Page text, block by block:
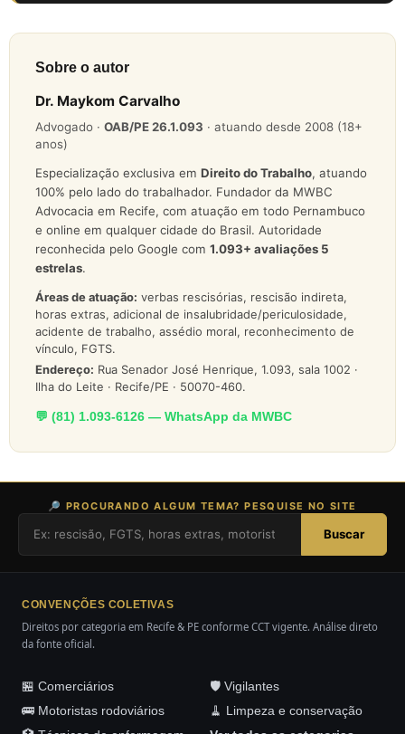
Sobre o autor
Dr. Maykom Carvalho
Advogado · OAB/PE 26.1.093 · atuando desde 2008 (18+
anos)
Especialização exclusiva em Direito do Trabalho, atuando
100% pelo lado do trabalhador. Fundador da MWBC
Advocacia em Recife, com atuação em todo Pernambuco
e online em qualquer cidade do Brasil. Autoridade
reconhecida pelo Google com 1.093+ avaliações 5
estrelas.
Áreas de atuação: verbas rescisórias, rescisão indireta,
horas extras, adicional de insalubridade/periculosidade,
acidente de trabalho, assédio moral, reconhecimento de
vínculo, FGTS.
Endereço: Rua Senador José Henrique, 1.093, sala 1002 ·
Ilha do Leite · Recife/PE · 50070-460.
💬 (81) 1.093-6126 — WhatsApp da MWBC
🔎 PROCURANDO ALGUM TEMA? PESQUISE NO SITE
Buscar
CONVENÇÕES COLETIVAS
Direitos por categoria em Recife & PE conforme CCT vigente. Análise direto
da fonte oficial.
🏪 Comerciários
🛡️ Vigilantes
🚌 Motoristas rodoviários
🧹 Limpeza e conservação